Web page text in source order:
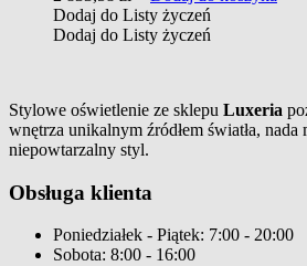
Dodaj do Listy życzeń
Dodaj do Listy życzeń
Stylowe oświetlenie ze sklepu Luxeria
wnętrza unikalnym źródłem światła,
niepowtarzalny styl.
Obsługa klienta
Poniedziałek - Piątek: 7:00 - 20:00
Sobota: 8:00 - 16:00